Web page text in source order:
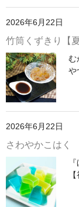
メンバー
お問い合せ
2026年6月22日
竹筒くずきり【夏
む
や
2026年6月22日
さわやかこはく